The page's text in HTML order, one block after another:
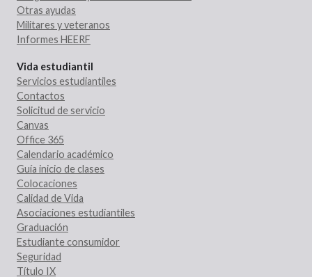
Otras ayudas
Militares y veteranos
Informes HEERF
Vida estudiantil
Servicios estudiantiles
Contactos
Solicitud de servicio
Canvas
Office 365
Calendario académico
Guía inicio de clases
Colocaciones
Calidad de Vida
Asociaciones estudiantiles
Graduación
Estudiante consumidor
Seguridad
Título IX